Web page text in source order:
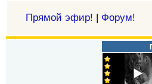
Прямой эфир! | Форум!